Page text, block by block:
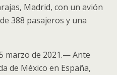
Madrid, con un avión
388 pasajeros y una
marzo de 2021.— Ante
de México en España,